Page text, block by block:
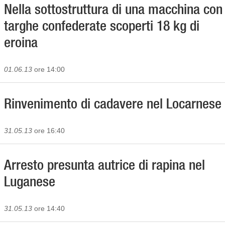
Nella sottostruttura di una macchina con
targhe confederate scoperti 18 kg di
eroina
01.06.13 ore 14:00
Rinvenimento di cadavere nel Locarnese
31.05.13 ore 16:40
Arresto presunta autrice di rapina nel
Luganese
31.05.13 ore 14:40